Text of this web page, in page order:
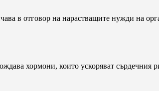
в отговор на нарастващите нужди на
хормони, които ускоряват сърдечния